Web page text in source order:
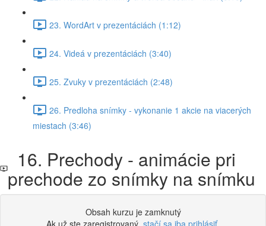
23. WordArt v prezentáciách (1:12)
24. Videá v prezentáciách (3:40)
25. Zvuky v prezentáciách (2:48)
26. Predloha snímky - vykonanie 1 akcie na viacerých
miestach (3:46)
16. Prechody - animácie pri
prechode zo snímky na snímku
Obsah kurzu je zamknutý
Ak už ste zaregistrovaný, stačí sa iba prihlásiť.